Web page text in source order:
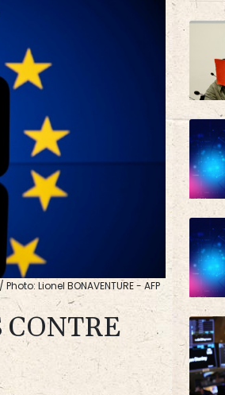
Lionel BONAVENTURE - AFP
CONTRE